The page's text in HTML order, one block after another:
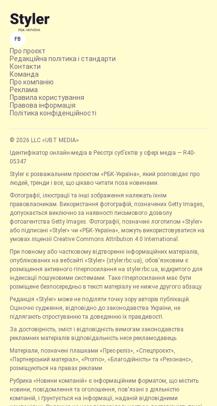
FB
Про проєкт
Редакційна політика і стандарти
Контакти
Команда
Про компанію
Реклама
Правила користування
Правова інформація
Політика конфіденційності
© 2026 LLC «UBT MEDIA»
Ідентифікатор онлайн-медіа в Реєстрі суб’єктів у сфері медіа — R40-
05347
Styler є розважальним проєктом «РБК-Україна», який розповідає про
людей, тренди і все, що цікаво читати поза новинами.
Фотографії, ілюстрації та інші зображення належать їхнім
правовласникам. Використання фотографій, позначених Getty Images,
допускається виключно за наявності письмового дозволу
фотоагентства Getty Images. Фотографії, позначені логотипом «Styler»
або підписані «Styler» чи «РБК-Україна», можуть використовуватися на
умовах ліцензії Creative Commons Attribution 4.0 International.
При повному або частковому відтворенні інформаційних матеріалів,
опублікованих на вебсайті «Styler» (styler.rbc.ua), обов'язковим є
розміщення активного гіперпосилання на styler.rbc.ua, відкритого для
індексації пошуковими системами. Таке гіперпосилання має бути
розміщене безпосередньо в тексті матеріалу не нижче другого абзацу.
Редакція «Styler» може не поділяти точку зору авторів публікацій.
Оціночні судження, відповідно до законодавства України, не
підлягають спростуванню та доведенню їх правдивості.
За достовірність, зміст і відповідність вимогам законодавства
рекламних матеріалів відповідальність несе рекламодавець.
Матеріали, позначені плашками «Прес-реліз», «Спецпроєкт»,
«Партнерський матеріал», «Promo», «Благодійність» та «Резонанс»,
розміщуються на правах реклами.
Рубрика «Новини компаній» є інформаційним форматом, що містить
новини, повідомлення та оголошення, пов'язані з діяльністю
компаній, і ґрунтується на інформації, наданій відповідними